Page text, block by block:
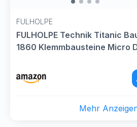
FULHOLPE
FULHOLPE Technik Titanic
1860 Klemmbausteine Micro
Cruise Liner Bauset
Marken
Mehr